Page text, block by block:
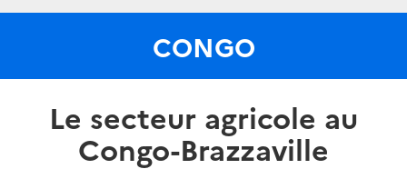
CONGO
Le secteur agricole au
Congo-Brazzaville